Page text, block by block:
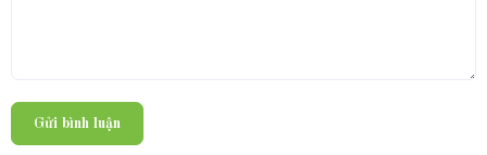
Gửi bình luận